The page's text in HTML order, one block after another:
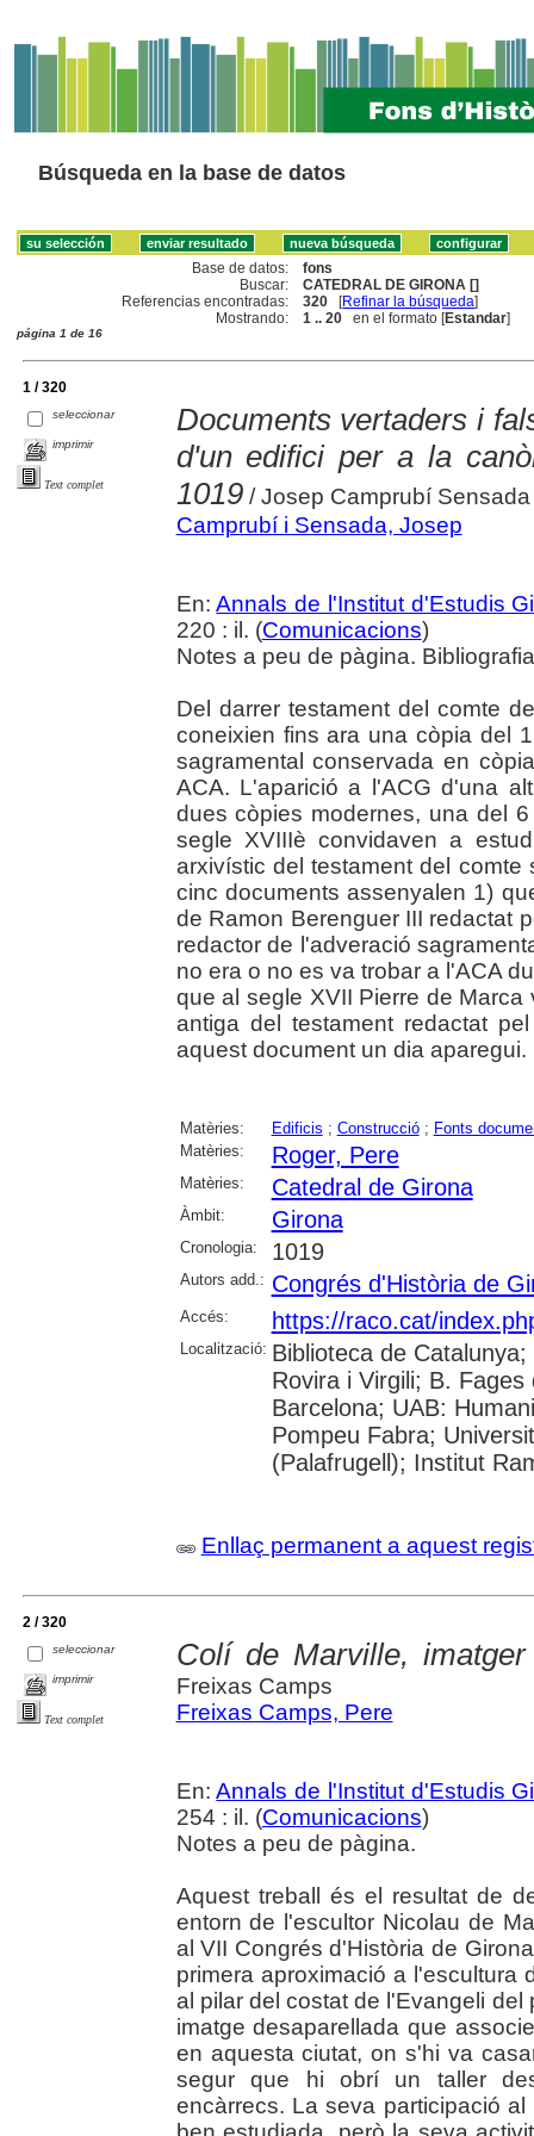
Búsqueda en la base de datos
Base de datos:
fons
Buscar:
CATEDRAL DE GIRONA []
Referencias encontradas:
320 [Refinar la búsqueda]
Mostrando:
1 .. 20 en el formato [Estandar]
página 1 de 16
1 / 320
seleccionar
imprimir
Text complet
Documents vertaders i
d'un edifici per a la
1019/ Josep Camprubí Sensada
Camprubí i Sensada, Josep
En:Annals de l'Institut d'Estudis
220 : il. (Comunicacions)
Notes a peu de pàgina.
Del darrer testament del comte
coneixien fins ara una còpia del
sagramental conservada en
ACA. L'aparició a l'ACG d'una
dues còpies modernes, una del
segle XVIIIè convidaven a
arxivístic del testament del
cinc documents assenyalen 1)
de Ramon Berenguer III redactat
redactor de l'adveració
no era o no es va trobar a l'ACA
que al segle XVII Pierre de
antiga del testament redactat
aquest document un dia aparegui.
Matèries: Edificis ; Construcció; Fonts
Matèries:
Roger, Pere
Matèries: Catedral de Girona
Àmbit: Girona
Cronologia: 1019
Autors add.: Congrés d'Història de
Accés: https://raco.cat/
Localització: Biblioteca de
Rovira i Virgili; B.
Barcelona; UAB:
Pompeu Fabra;
(Palafrugell); Institut
Enllaç permanent a aquest
2 / 320
seleccionar
imprimir
Text complet
Colí de Marville,
Freixas Camps
Freixas Camps, Pere
En:Annals de l'Institut d'Estudis
254 : il. (Comunicacions)
Notes a peu de pàgina.
Aquest treball és el resultat de
entorn de l'escultor Nicolau de
al VII Congrés d'Història de
primera aproximació a l'escultura
al pilar del costat de l'Evangeli
imatge desaparellada que
en aquesta ciutat, on s'hi va
segur que hi obrí un taller
encàrrecs. La seva participació